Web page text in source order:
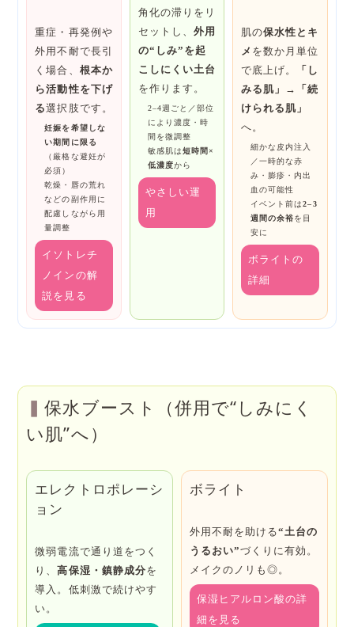
重症・再発例や
外用不耐で長引
く場合、 根本か
ら活動性を下げ
る選択肢です。
妊娠を希望しな
い期間に限る
（厳格な避妊が
必須）
乾燥・唇の荒れ
などの副作用に
配慮しながら用
量調整
イソトレチ
ノインの解
説を見る
角化の滞りをリ
セットし、 外用
の“しみ”を起
こしにくい土台
を作ります。
2–4週ごと／部位
により濃度・時
間を微調整
敏感肌は 短時間×
低濃度から
やさしい運
用
肌の保水性とキ
メ を数か月単位
で底上げ。
「し
みる肌」→「続
けられる肌」
へ。
細かな皮内注入
／一時的な赤
み・膨疹・内出
血の可能性
イベント前は2–3
週間の余裕 を目
安に
ボライトの
詳細
保水ブースト（併用で“しみにく
い肌”へ）
エレクトロポレーシ
ョン
微弱電流で通り道をつく
り、高保湿・鎮静成分を
導入。低刺激で続けやす
い。
ボライト
外用不耐を助ける“土台の
うるおい”づくりに有効。
メイクのノリも◎。
保湿ヒアルロン酸の詳
細を見る